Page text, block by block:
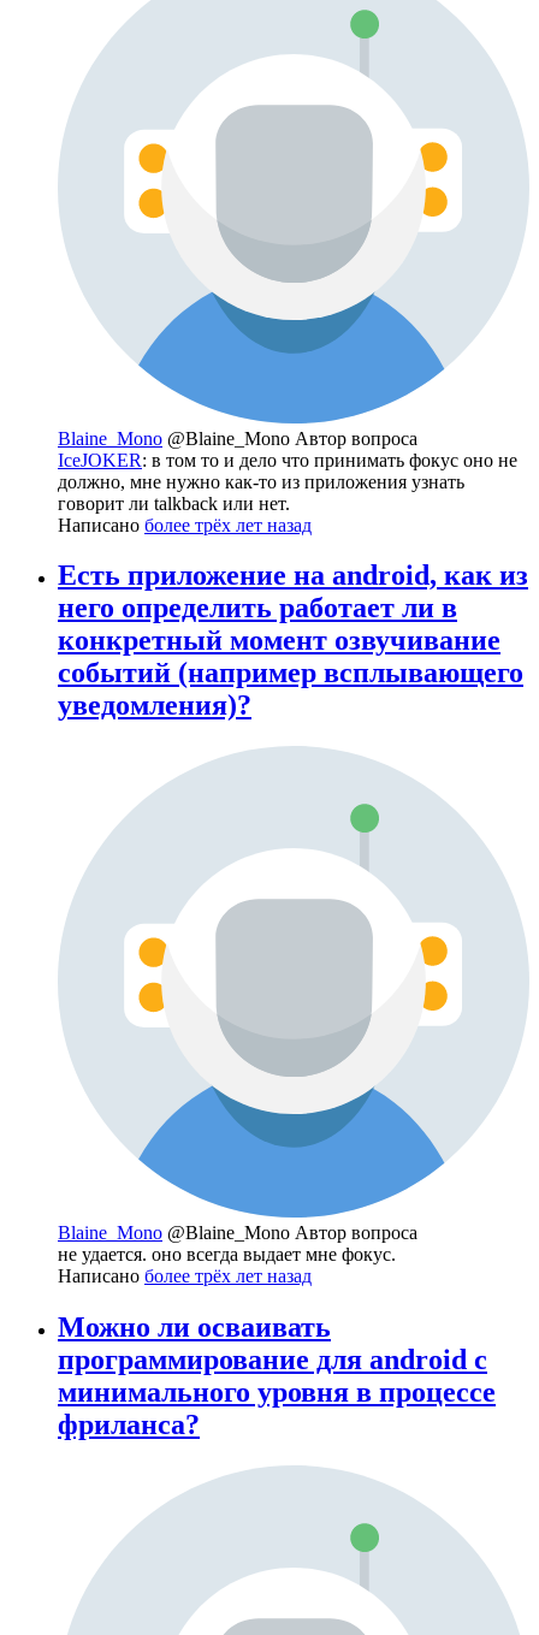
Blaine_Mono @Blaine_Mono Автор вопроса
IceJOKER: в том то и дело что принимать фокус оно не
должно, мне нужно как-то из приложения узнать
говорит ли talkback или нет.
Написано более трёх лет назад
Есть приложение на android, как из
него определить работает ли в
конкретный момент озвучивание
событий (например всплывающего
уведомления)?
Blaine_Mono @Blaine_Mono Автор вопроса
не удается. оно всегда выдает мне фокус.
Написано более трёх лет назад
Можно ли осваивать
программирование для android с
минимального уровня в процессе
фриланса?